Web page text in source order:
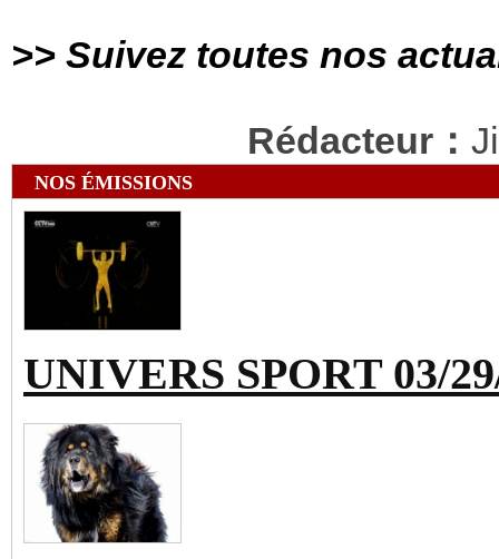
>> Suivez toutes nos
Rédacteur：
NOS ÉMISSIONS
UNIVERS SPORT 03/